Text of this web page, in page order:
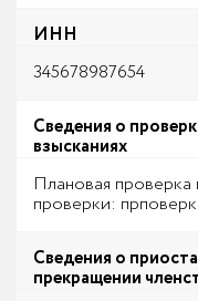
ИНН
345678987654
Сведения о
взысканиях
Плановая проверка
проверки:
Сведения о
прекращении